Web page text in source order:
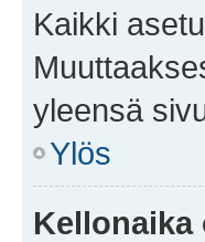
Kaikki
yleensä
Ylös
Kellonaika